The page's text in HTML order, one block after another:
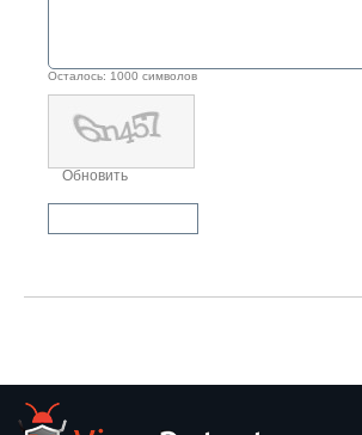
Осталось: 1000 символов
Обновить